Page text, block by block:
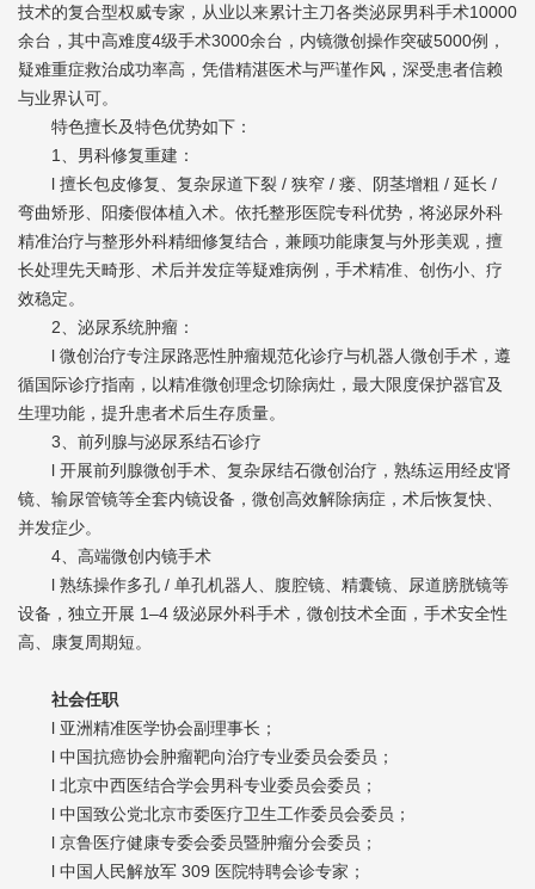
技术的复合型权威专家，从业以来累计主刀各类泌尿男科手术10000
余台，其中高难度4级手术3000余台，内镜微创操作突破5000例，
疑难重症救治成功率高，凭借精湛医术与严谨作风，深受患者信赖
与业界认可。
特色擅长及特色优势如下：
1、男科修复重建：
l 擅长包皮修复、复杂尿道下裂 / 狭窄 / 瘘、阴茎增粗 / 延长 /
弯曲矫形、阳痿假体植入术。依托整形医院专科优势，将泌尿外科
精准治疗与整形外科精细修复结合，兼顾功能康复与外形美观，擅
长处理先天畸形、术后并发症等疑难病例，手术精准、创伤小、疗
效稳定。
2、泌尿系统肿瘤：
l 微创治疗专注尿路恶性肿瘤规范化诊疗与机器人微创手术，遵
循国际诊疗指南，以精准微创理念切除病灶，最大限度保护器官及
生理功能，提升患者术后生存质量。
3、前列腺与泌尿系结石诊疗
l 开展前列腺微创手术、复杂尿结石微创治疗，熟练运用经皮肾
镜、输尿管镜等全套内镜设备，微创高效解除病症，术后恢复快、
并发症少。
4、高端微创内镜手术
l 熟练操作多孔 / 单孔机器人、腹腔镜、精囊镜、尿道膀胱镜等
设备，独立开展 1–4 级泌尿外科手术，微创技术全面，手术安全性
高、康复周期短。
社会任职
l 亚洲精准医学协会副理事长；
l 中国抗癌协会肿瘤靶向治疗专业委员会委员；
l 北京中西医结合学会男科专业委员会委员；
l 中国致公党北京市委医疗卫生工作委员会委员；
l 京鲁医疗健康专委会委员暨肿瘤分会委员；
l 中国人民解放军 309 医院特聘会诊专家；